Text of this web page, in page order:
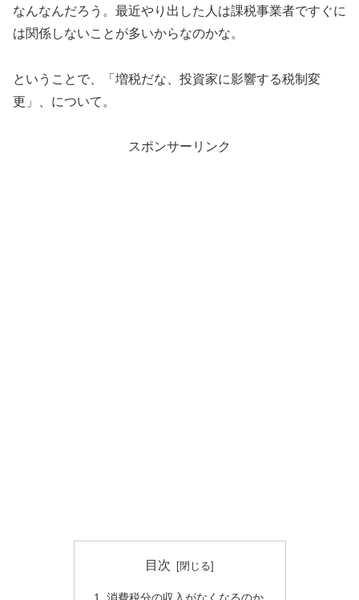
なんなんだろう。最近やり出した人は課税事業者ですぐに
は関係しないことが多いからなのかな。
ということで、「増税だな、投資家に影響する税制変
更」、について。
スポンサーリンク
目次
消費税分の収入がなくなるのか